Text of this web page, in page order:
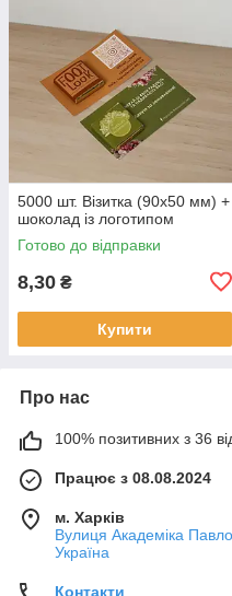
5000 шт. Візитка (90х50 мм) +
шоколад із логотипом
Готово до відправки
8,30 ₴
Купити
Про нас
100% позитивних з 36
Працює з 08.08.2024
м. Харків
Вулиця Академіка
Україна
Контакти